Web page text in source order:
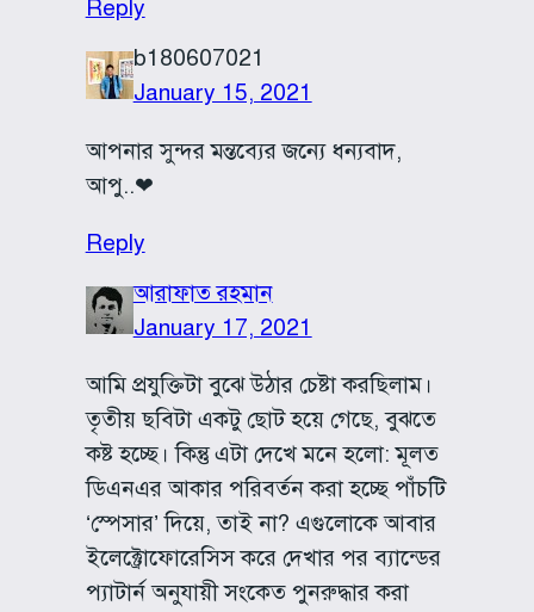
Reply
b180607021
January 15, 2021
আপনার সুন্দর মন্তব্যের জন্যে ধন্যবাদ,
আপু..❤
Reply
আরাফাত রহমান
January 17, 2021
আমি প্রযুক্তিটা বুঝে উঠার চেষ্টা করছিলাম।
তৃতীয় ছবিটা একটু ছোট হয়ে গেছে, বুঝতে
কষ্ট হচ্ছে। কিন্তু এটা দেখে মনে হলো: মূলত
ডিএনএর আকার পরিবর্তন করা হচ্ছে পাঁচটি
‘স্পেসার’ দিয়ে, তাই না? এগুলোকে আবার
ইলেক্ট্রোফোরেসিস করে দেখার পর ব্যান্ডের
প্যাটার্ন অনুযায়ী সংকেত পুনরুদ্ধার করা